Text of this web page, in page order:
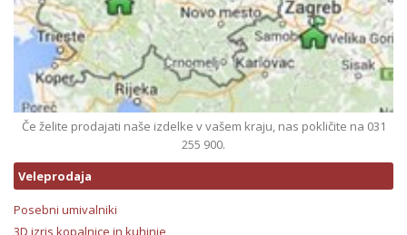
Če želite prodajati naše izdelke v vašem kraju, nas pokličite na 031
255 900.
Veleprodaja
Posebni umivalniki
3D izris kopalnice in kuhinje